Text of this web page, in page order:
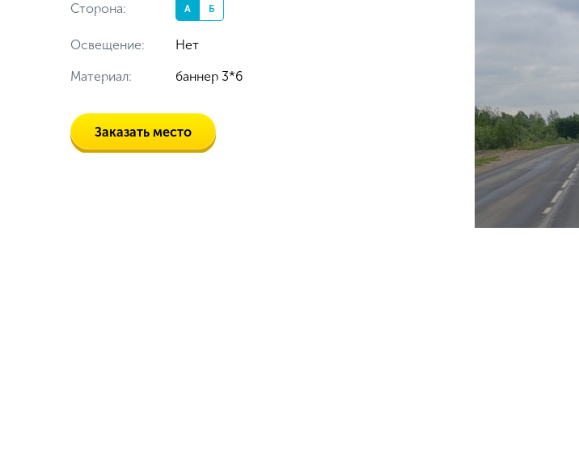
Сторона: А Б
Освещение: Нет
Материал: баннер 3*6
Заказать место